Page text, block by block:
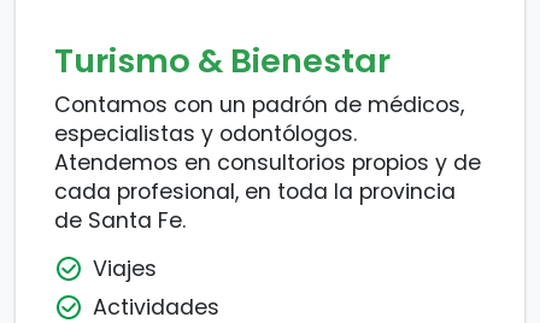
Turismo & Bienestar
Contamos con un padrón de médicos,
especialistas y odontólogos.
Atendemos en consultorios propios y de
cada profesional, en toda la provincia
de Santa Fe.
Viajes
Actividades